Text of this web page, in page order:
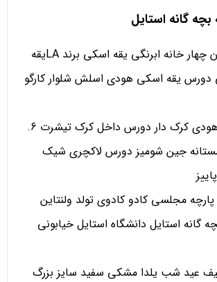
بچه گانه استایل
مانتو کبریتی کتان چهار خانه ابرنگی یقه اسکی برند LAیقه
یقه اسکی هودی اسلش شلوار کارگو
کرک دار دورس داخل کرک تیشرت 6.
جین شومیز دورس لاکچری شیک
مجلسی کادو کادوی تولد ولنتاین
گانه استایل دانشگاه استایل خیابونی
عید شب یلدا مشکی سفید سایز بزرگ